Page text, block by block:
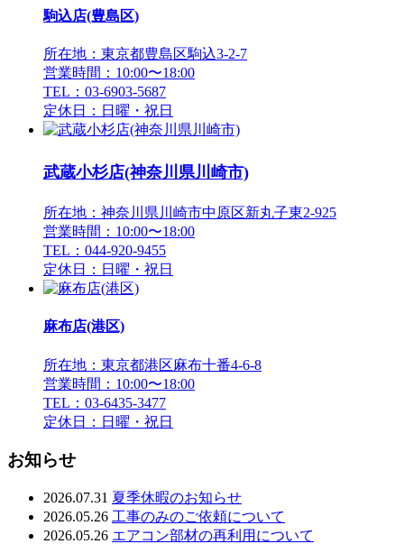
駒込店(豊島区)
所在地：東京都豊島区駒込3-2-7
営業時間：10:00〜18:00
TEL：03-6903-5687
定休日：日曜・祝日
武蔵小杉店(神奈川県川崎市)
所在地：神奈川県川崎市中原区新丸子東2-925
営業時間：10:00〜18:00
TEL：044-920-9455
定休日：日曜・祝日
麻布店(港区)
所在地：東京都港区麻布十番4-6-8
営業時間：10:00〜18:00
TEL：03-6435-3477
定休日：日曜・祝日
お知らせ
2026.07.31 夏季休暇のお知らせ
2026.05.26 工事のみのご依頼について
2026.05.26 エアコン部材の再利用について